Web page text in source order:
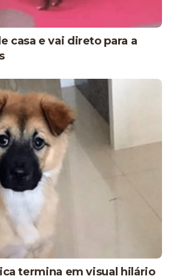
casa e vai direto para a
termina em visual hilário